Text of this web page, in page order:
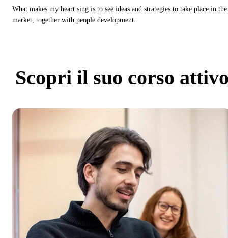
What makes my heart sing is to see ideas and strategies to take place in the
market, together with people development.
Scopri il suo corso